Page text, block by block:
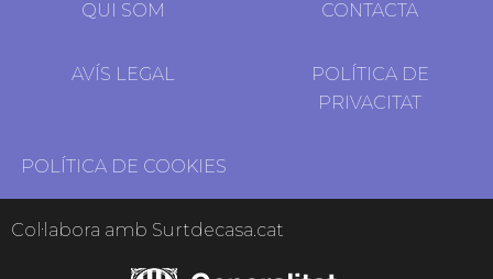
QUI SOM CONTACTA
AVÍS LEGAL
POLÍTICA DE
PRIVACITAT
POLÍTICA DE COOKIES
Col·labora amb Surtdecasa.cat